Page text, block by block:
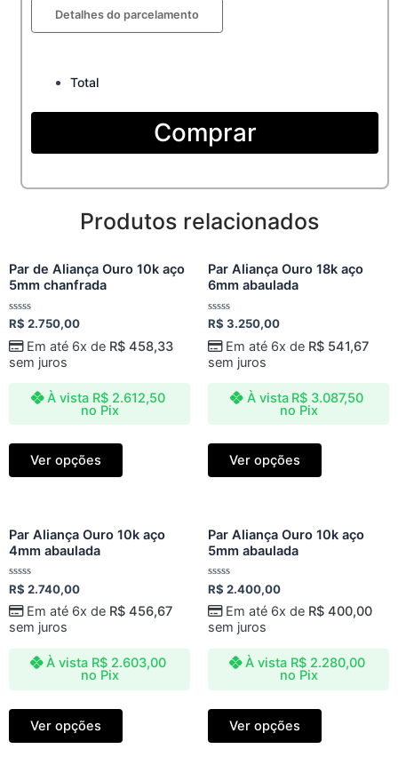
Detalhes do parcelamento
Total
Par
Aliança
chanfrada
Comprar
Produtos relacionados
Par de Aliança Ouro 10k aço
5mm chanfrada
Avaliação
de
5
R$ 2.750,00
À vista R$2.612,50
no Pix
Em até 6x de R$458,33
sem juros
Ver opções
Par Aliança Ouro 18k aço
6mm abaulada
Avaliação
de
5
R$ 3.250,00
À vista R$ 3.087,50
no Pix
Em até 6x de R$541,67
sem juros
Ver opções
Par Aliança Ouro 10k aço
4mm abaulada
Avaliação
0
de
5
R$ 2.740,00
À vista R$2.603,00
no Pix
Em até 6x de R$456,67
sem juros
Ver opções
Par Aliança Ouro 10k aço
5mm abaulada
Avaliação
0
de
5
R$ 2.400,00
À vista R$2.280,00
no Pix
Em até 6x de R$400,00
sem juros
Ver opções